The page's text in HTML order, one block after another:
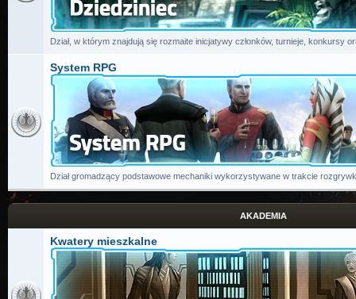
Dział, w którym znajdują się rozmaite inicjatywy członków, turnieje, konkursy
System RPG
Dział gromadzący podstawowe mechaniki wykorzystywane w trakcie
AKADEMIA
Kwatery mieszkalne